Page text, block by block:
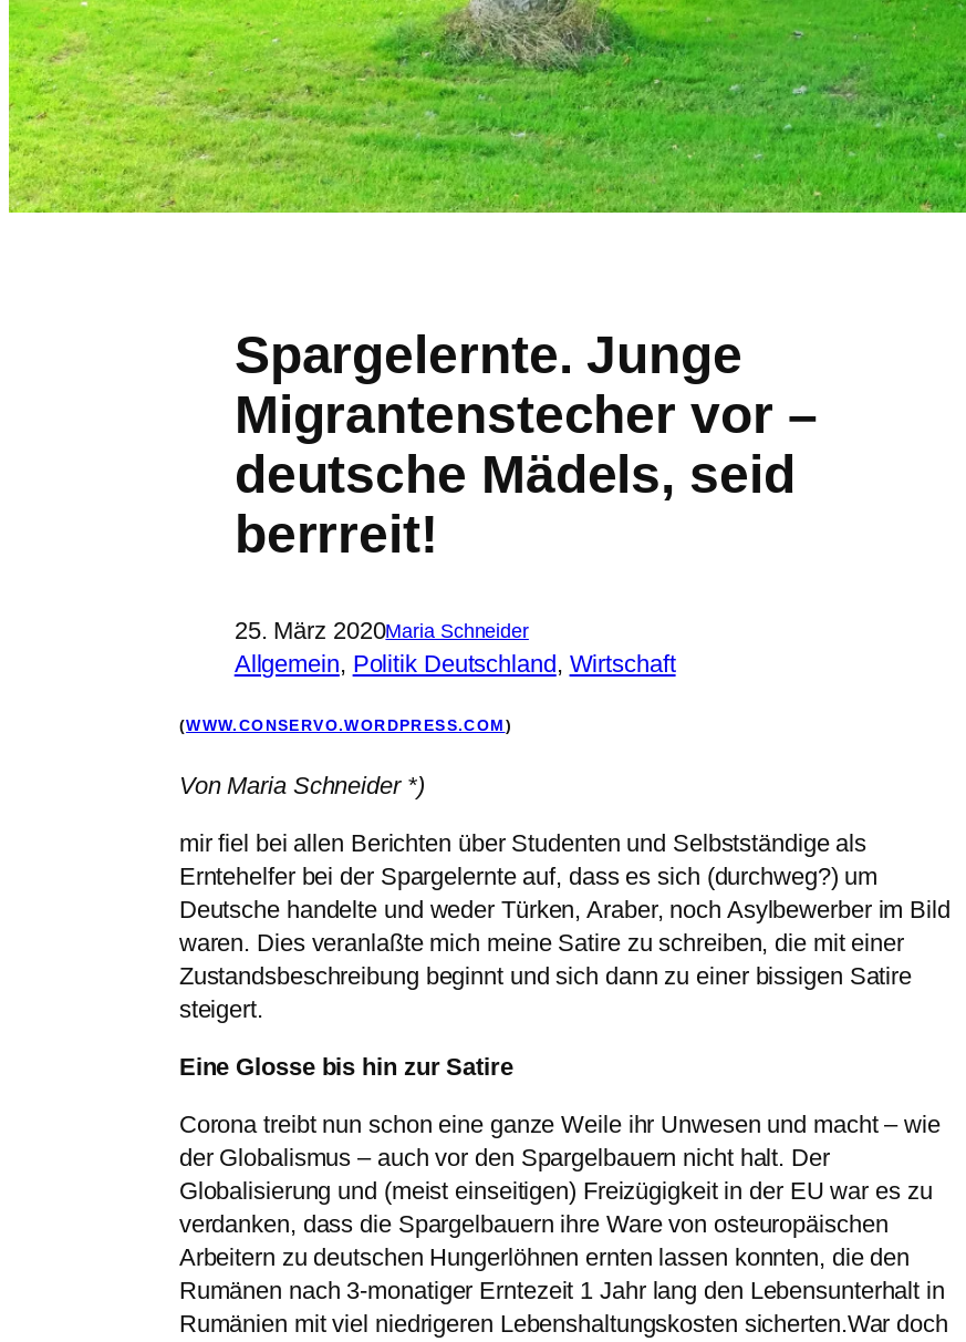
Spargelernte. Junge
Migrantenstecher vor –
deutsche Mädels, seid
berrreit!
25. März 2020Maria Schneider
Allgemein, Politik Deutschland, Wirtschaft
(WWW.CONSERVO.WORDPRESS.COM)
Von Maria Schneider *)
mir fiel bei allen Berichten über Studenten und Selbstständige als
Erntehelfer bei der Spargelernte auf, dass es sich (durchweg?) um
Deutsche handelte und weder Türken, Araber, noch Asylbewerber im Bild
waren. Dies veranlaßte mich meine Satire zu schreiben, die mit einer
Zustandsbeschreibung beginnt und sich dann zu einer bissigen Satire
steigert.
Eine Glosse bis hin zur Satire
Corona treibt nun schon eine ganze Weile ihr Unwesen und macht – wie
der Globalismus – auch vor den Spargelbauern nicht halt. Der
Globalisierung und (meist einseitigen) Freizügigkeit in der EU war es zu
verdanken, dass die Spargelbauern ihre Ware von osteuropäischen
Arbeitern zu deutschen Hungerlöhnen ernten lassen konnten, die den
Rumänen nach 3-monatiger Erntezeit 1 Jahr lang den Lebensunterhalt in
Rumänien mit viel niedrigeren Lebenshaltungskosten sicherten.War doch